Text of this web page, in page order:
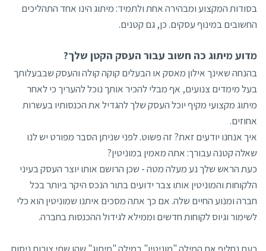
בסודות המקצוע ומבהירה אחת ולתמיד: מיתוג הינו אחד התהליכים
החשובים במינוף עסקים. כן, גם קטנים.
מדוע מיתוג כה חשוב עבור העסק הקטן שלך?
בהנחה שאינך אילון מאסק או הבעלים קוקה קולה והעסק שבבעלותך
בעל מימדים צנועים, אף מבלי להכיר אותך נוכל להעריך כי לאחר
מיתוג מקצועי מקיף יוכל העסק שלך להגדיל את הכנסותיו בעשרות
אחוזים.
איך אנחנו יודעים זאת? זה פשוט. לפני שניתן הסבר מפורט יש לנו
שאלה קטנה עבורך: אתה מאמין במוניטין?
כעת הראש שלך נע מעלה מטה - שכן הרושם אותו יוצר העסק בעיני
הלקוחות והמוניטין אותו צבר ידועים בתור הנכס היקר ביותר בכל
חברה ומנוע החיים שלה. אם כך אתה מסכים איתנו שמוניטין הוא כלי
לשימור וגיוס לקוחות חדשים וממילא לגידול ההכנסות בחברה.